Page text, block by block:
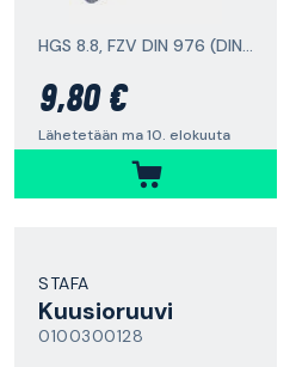
HGS 8.8, FZV DIN 976 (DIN 975)
9,80 €
Lähetetään ma 10. elokuuta
STAFA
Kuusioruuvi
0100300128